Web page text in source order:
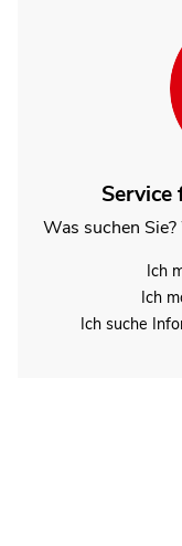
Service
Was suchen
Ich
Ich
Ich suche